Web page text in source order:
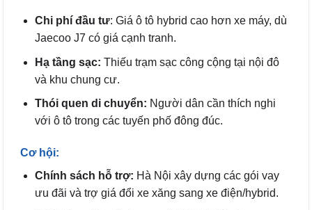
Chi phí đầu tư: Giá ô tô hybrid cao hơn xe máy, dù
Jaecoo J7 có giá cạnh tranh.
Hạ tầng sạc: Thiếu trạm sạc công cộng tại nội đô
và khu chung cư.
Thói quen di chuyển: Người dân cần thích nghi
với ô tô trong các tuyến phố đông đúc.
Cơ hội:
Chính sách hỗ trợ: Hà Nội xây dựng các gói vay
ưu đãi và trợ giá đổi xe xăng sang xe điện/hybrid.